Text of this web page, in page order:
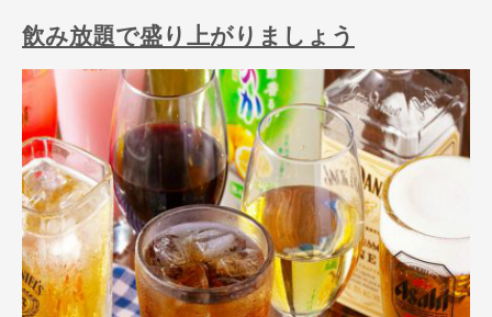
飲み放題で盛り上がりましょう